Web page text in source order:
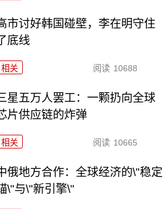
市讨好韩国碰壁，李在明守住
底线
相关 阅读 10688
星五万人罢工：一颗扔向全球
片供应链的炸弹
相关 阅读 10665
俄地方合作：全球经济的\"稳定
\"与\"新引擎\"